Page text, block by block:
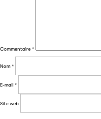
Commentaire *
Nom *
E-mail *
Site web
Filéas est une plateforme
des acteurs de la filière
ouvrages grâce à Filéas.